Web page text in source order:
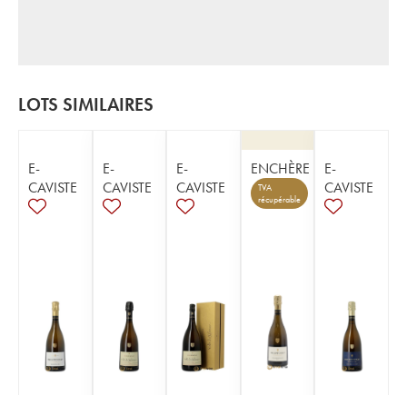
LOTS SIMILAIRES
E-
CAVISTE
E-
CAVISTE
E-
CAVISTE
ENCHÈRE
TVA
récupérable
E-
CAVISTE